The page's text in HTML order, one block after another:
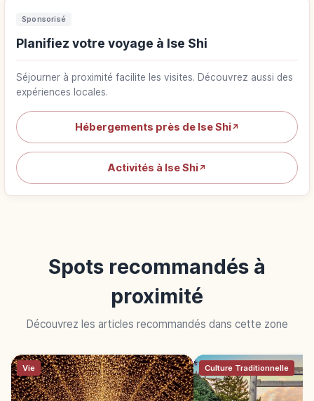
Sponsorisé
Planifiez votre voyage à Ise Shi
Séjourner à proximité facilite les visites. Découvrez aussi des
expériences locales.
Hébergements près de Ise Shi↗
Activités à Ise Shi↗
Spots recommandés à
proximité
Découvrez les articles recommandés dans cette zone
Vie Culture Traditionnelle